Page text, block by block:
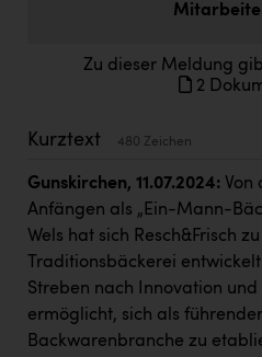
ERLUS AG
Firmenradl
Fristads Austria
HIG Infomotion Group
IFE Austria GmbH
INTERSPAR
Zu dieser Meldung
2
Kurztext 480 Zeichen
Gunskirchen, 11.07.2024: Von
Anfängen als „Ein-Mann-
Wels hat sich Resch&Frisch
Traditionsbäckerei
Streben nach Innovation
ermöglicht, sich als
Backwarenbranche zu